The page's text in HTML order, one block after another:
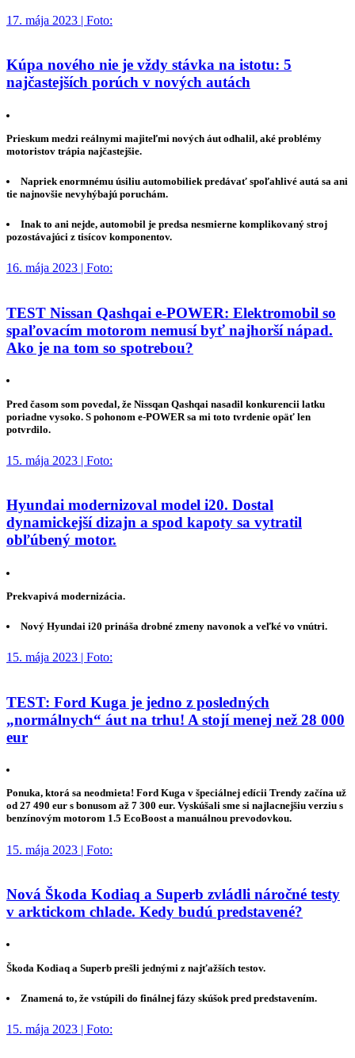
17. mája 2023 | Foto:
Kúpa nového nie je vždy stávka na istotu: 5
najčastejších porúch v nových autách
Prieskum medzi reálnymi majiteľmi nových áut odhalil, aké problémy
motoristov trápia najčastejšie.
Napriek enormnému úsiliu automobiliek predávať spoľahlivé autá sa ani
tie najnovšie nevyhýbajú poruchám.
Inak to ani nejde, automobil je predsa nesmierne komplikovaný stroj
pozostávajúci z tisícov komponentov.
16. mája 2023 | Foto:
TEST Nissan Qashqai e-POWER: Elektromobil so
spaľovacím motorom nemusí byť najhorší nápad.
Ako je na tom so spotrebou?
Pred časom som povedal, že Nissqan Qashqai nasadil konkurencii latku
poriadne vysoko. S pohonom e-POWER sa mi toto tvrdenie opäť len
potvrdilo.
15. mája 2023 | Foto:
Hyundai modernizoval model i20. Dostal
dynamickejší dizajn a spod kapoty sa vytratil
obľúbený motor.
Prekvapivá modernizácia.
Nový Hyundai i20 prináša drobné zmeny navonok a veľké vo vnútri.
15. mája 2023 | Foto:
TEST: Ford Kuga je jedno z posledných
„normálnych“ áut na trhu! A stojí menej než 28 000
eur
Ponuka, ktorá sa neodmieta! Ford Kuga v špeciálnej edícii Trendy začína už
od 27 490 eur s bonusom až 7 300 eur. Vyskúšali sme si najlacnejšiu verziu s
benzínovým motorom 1.5 EcoBoost a manuálnou prevodovkou.
15. mája 2023 | Foto:
Nová Škoda Kodiaq a Superb zvládli náročné testy
v arktickom chlade. Kedy budú predstavené?
Škoda Kodiaq a Superb prešli jednými z najťažších testov.
Znamená to, že vstúpili do finálnej fázy skúšok pred predstavením.
15. mája 2023 | Foto: